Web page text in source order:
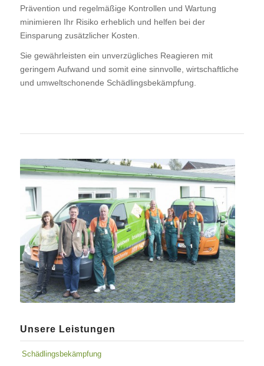
Prävention und regelmäßige Kontrollen und Wartung
minimieren Ihr Risiko erheblich und helfen bei der
Einsparung zusätzlicher Kosten.
Sie gewährleisten ein unverzügliches Reagieren mit
geringem Aufwand und somit eine sinnvolle, wirtschaftliche
und umweltschonende Schädlingsbekämpfung.
Unsere Leistungen
Schädlingsbekämpfung